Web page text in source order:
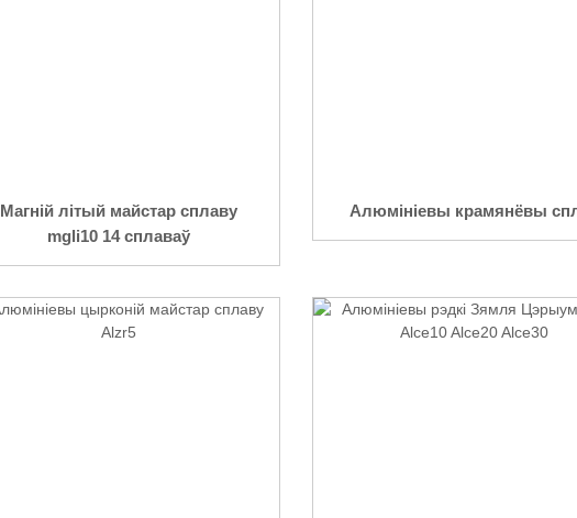
Магній літый майстар сплаву
mgli10 14 сплаваў
Алюмініевы крамянёвы